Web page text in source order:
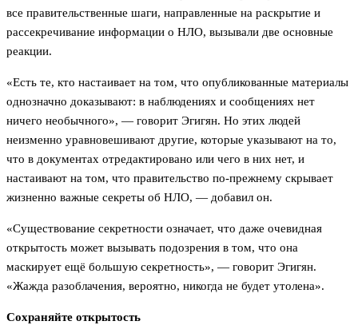
все правительственные шаги, направленные на раскрытие и
рассекречивание информации о НЛО, вызывали две основные
реакции.
«Есть те, кто настаивает на том, что опубликованные материалы
однозначно доказывают: в наблюдениях и сообщениях нет
ничего необычного», — говорит Эгигян. Но этих людей
неизменно уравновешивают другие, которые указывают на то,
что в документах отредактировано или чего в них нет, и
настаивают на том, что правительство по-прежнему скрывает
жизненно важные секреты об НЛО, — добавил он.
«Существование секретности означает, что даже очевидная
открытость может вызывать подозрения в том, что она
маскирует ещё большую секретность», — говорит Эгигян.
«Жажда разоблачения, вероятно, никогда не будет утолена».
Сохраняйте открытость